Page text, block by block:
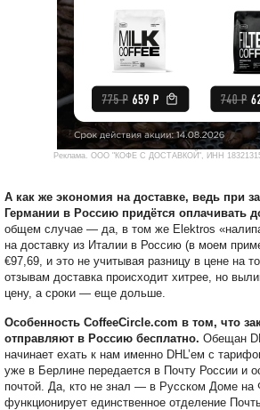
Реклама. ООО "КОФЕ С ДОСТАВКОЙ", ИНН
А как же экономия на доставке, ведь при
Германии в Россию придётся оплачивать
общем случае — да, в том же Elektros
на доставку из Италии в Россию (в моем
€97,69, и это не учитывая разницу в цене на
отзывам доставка происходит хитрее, но
цену, а сроки — еще дольше.
Особенность CoffeeCircle.com в том, что
отправляют в Россию бесплатно. Обещан
начинает ехать к нам именно DHL’ем с
уже в Берлине передается в Почту России и
почтой. Да, кто не знал — в Русском Доме на
функционирует единственное отделение